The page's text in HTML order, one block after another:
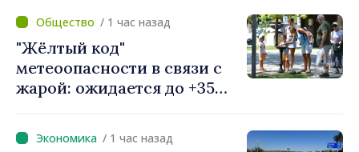
вице-премьера с
постоянным
представителем ПРООН в
Республике Молдова
Даниелой Гаспариковой
/ 1 час назад
"Жёлтый код"
метеоопасности в связи с
жарой: ожидается до +35
/ 1 час назад